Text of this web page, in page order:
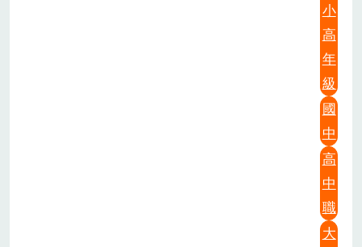
小
高
年
級
國
中
高
中
職
大